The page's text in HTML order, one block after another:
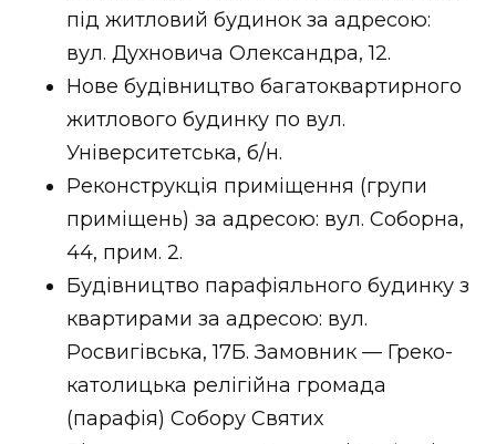
під житловий будинок за адресою:
вул. Духновича Олександра, 12.
Нове будівництво багатоквартирного
житлового будинку по вул.
Університетська, б/н.
Реконструкція приміщення (групи
приміщень) за адресою: вул. Соборна,
44, прим. 2.
Будівництво парафіяльного будинку з
квартирами за адресою: вул.
Росвигівська, 17Б. Замовник — Греко-
католицька релігійна громада
(парафія) Собору Святих